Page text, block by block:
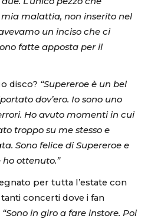
malattia, non inserito nel
un inciso che ci
fatte apposta per il
disco? “Supereroe è un bel
dov’ero. Io sono uno
Ho avuto momenti in cui
troppo su me stesso e
Sono felice di Supereroe e
ottenuto.”
per tutta l’estate con
concerti dove i fan
“Sono in giro a fare instore. Poi